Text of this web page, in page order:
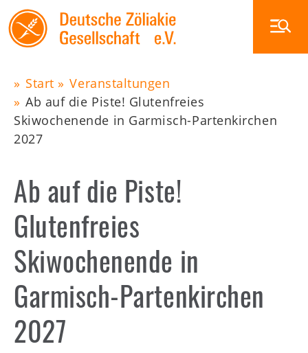
Skip
to
main
Main
navigation
Zöliakie
Glutenfrei außer Haus
Veranstaltungen
Die DZG
Publikationen
Zöliakiegruppen
Shop
WZT
Kids
Pfadnavigation
Start
Veranstaltungen
Ab auf die Piste! Glutenfreies
Skiwochenende in Garmisch-Partenkirchen
2027
Ab auf die Piste!
Glutenfreies
Skiwochenende in
Garmisch-Partenkirchen
2027